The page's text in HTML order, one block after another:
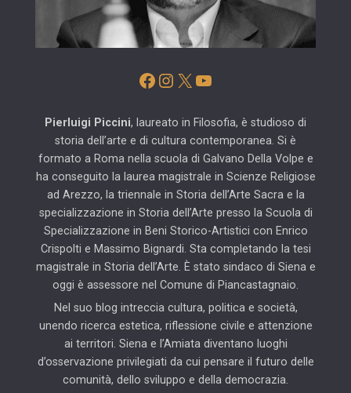
Facebook
Instagram
X YouTube
Pierluigi Piccini, laureato in Filosofia, è studioso di
storia dell’arte e di cultura contemporanea. Si è
formato a Roma nella scuola di Galvano Della Volpe e
ha conseguito la laurea magistrale in Scienze Religiose
ad Arezzo, la triennale in Storia dell’Arte Sacra e la
specializzazione in Storia dell’Arte presso la Scuola di
Specializzazione in Beni Storico-Artistici con Enrico
Crispolti e Massimo Bignardi. Sta completando la tesi
magistrale in Storia dell’Arte. È stato sindaco di Siena e
oggi è assessore nel Comune di Piancastagnaio.
Nel suo blog intreccia cultura, politica e società,
unendo ricerca estetica, riflessione civile e attenzione
ai territori. Siena e l’Amiata diventano luoghi
d’osservazione privilegiati da cui pensare il futuro delle
comunità, dello sviluppo e della democrazia.